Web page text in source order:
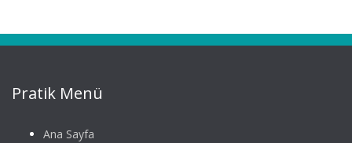
Pratik Menü
Ana Sayfa